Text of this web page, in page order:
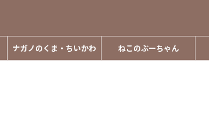
ナガノのくま・ちいかわ ねこのぶーちゃん